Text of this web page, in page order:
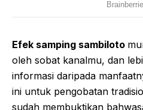
Efek samping sambiloto
oleh sobat kanalmu, dan
informasi daripada
ini untuk pengobatan
sudah membuktikan